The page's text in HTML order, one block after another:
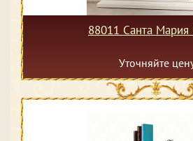
88011 Санта
Уточняйте